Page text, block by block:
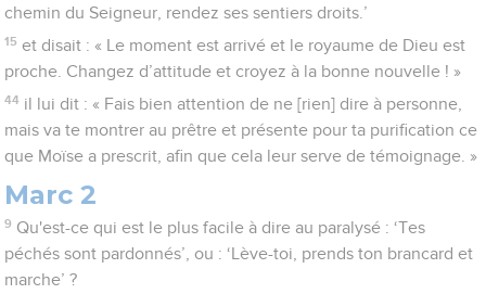
chemin du Seigneur, rendez ses sentiers droits.’
15 et disait : « Le moment est arrivé et le royaume de Dieu est
proche. Changez d’attitude et croyez à la bonne nouvelle ! »
44 il lui dit : « Fais bien attention de ne [rien] dire à personne,
mais va te montrer au prêtre et présente pour ta purification ce
que Moïse a prescrit, afin que cela leur serve de témoignage. »
Marc 2
9 Qu'est-ce qui est le plus facile à dire au paralysé : ‘Tes
péchés sont pardonnés’, ou : ‘Lève-toi, prends ton brancard et
marche’ ?